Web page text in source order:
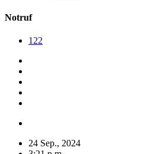
Notruf
122
24 Sep., 2024